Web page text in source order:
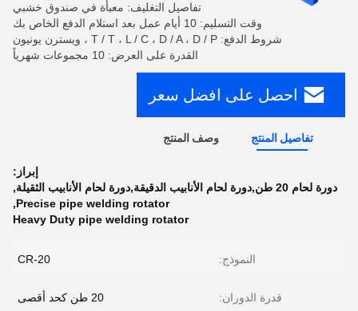
تفاصيل التغليف: معبأة في صندوق خشبي
وقت التسليم: 10 أيام عمل بعد استلام الدفع الخاص بك
شروط الدفع: T / T ، L / C ، D / A ، D / P ، ويسترن يونيون
القدرة على العرض: 10 مجموعات شهرياً
احصل على افضل سعر
تفاصيل المنتج وصف المنتج
إبراز:
دورة لحام 20 طن,دورة لحام الأنابيب الدقيقة,دورة لحام الأنابيب الثقيلة
,
Precise pipe welding rotator
,
Heavy Duty pipe welding rotator
النموذج: CR-20
قدرة الدوران: 20 طن كحد أقصى